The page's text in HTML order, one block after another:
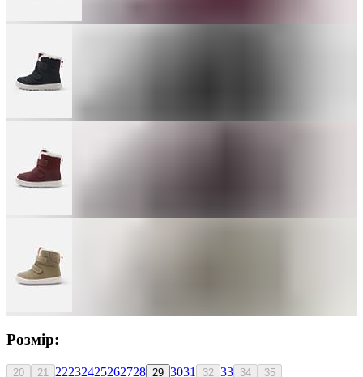
Розмір:
20 21 22232425262728 29 3031 32 33 34 35